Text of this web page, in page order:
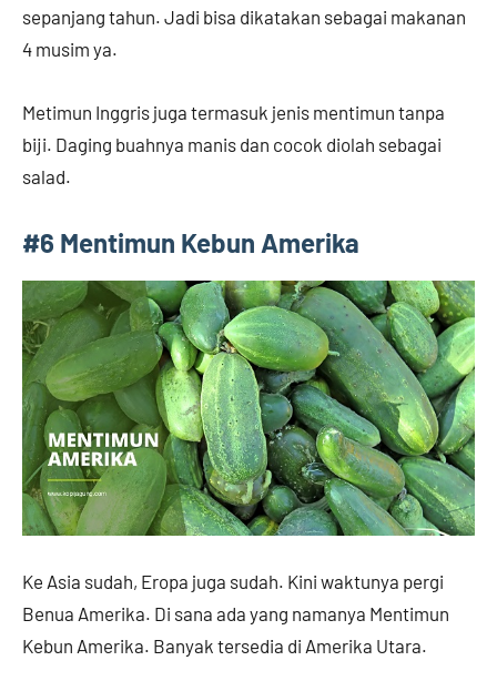
sepanjang tahun. Jadi bisa dikatakan sebagai makanan
4 musim ya.
Metimun Inggris juga termasuk jenis mentimun tanpa
biji. Daging buahnya manis dan cocok diolah sebagai
salad.
#6 Mentimun Kebun Amerika
Ke Asia sudah, Eropa juga sudah. Kini waktunya pergi
Benua Amerika. Di sana ada yang namanya Mentimun
Kebun Amerika. Banyak tersedia di Amerika Utara.